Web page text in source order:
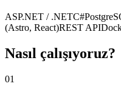
ASP.NET / .NETC#
(Astro, React)REST API
Nasıl çalışıyoruz?
01